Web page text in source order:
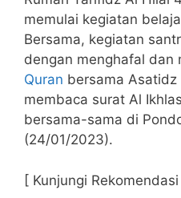
memulai kegiatan
Bersama, kegiatan
dengan menghafal dan
Quran bersama
membaca surat Al
bersama-sama di
(24/01/2023).
[ Kunjungi Rekomendasi